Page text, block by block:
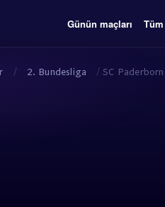
Günün maçları
/ 2. Bundesliga / SC